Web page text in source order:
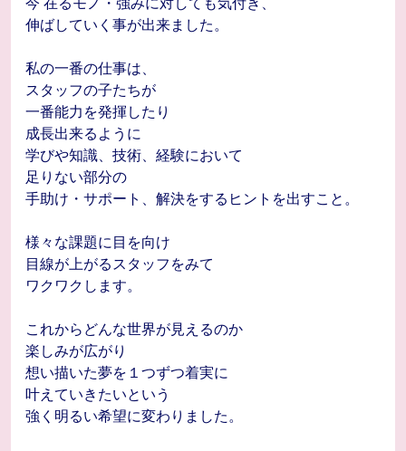
今 在るモノ・強みに対しても気付き、
伸ばしていく事が出来ました。
私の一番の仕事は、
スタッフの子たちが
一番能力を発揮したり
成長出来るように
学びや知識、技術、経験において
足りない部分の
手助け・サポート、解決をするヒントを出すこと。
様々な課題に目を向け
目線が上がるスタッフをみて
ワクワクします。
これからどんな世界が見えるのか
楽しみが広がり
想い描いた夢を１つずつ着実に
叶えていきたいという
強く明るい希望に変わりました。